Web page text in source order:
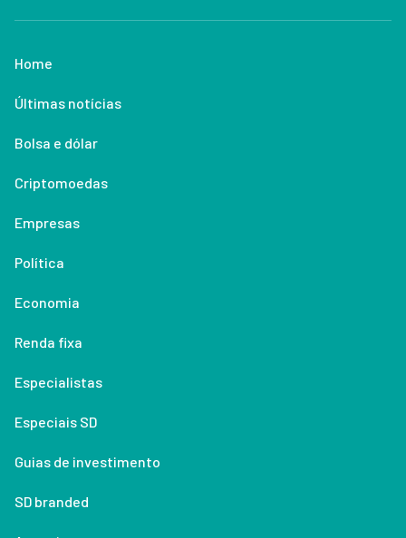
Home
Últimas notícias
Bolsa e dólar
Criptomoedas
Empresas
Política
Economia
Renda fixa
Especialistas
Especiais SD
Guias de investimento
SD branded